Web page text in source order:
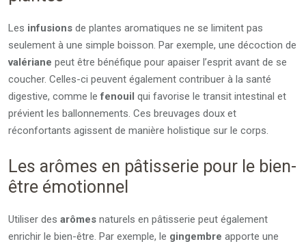
Les infusions de plantes aromatiques ne se limitent pas
seulement à une simple boisson. Par exemple, une décoction de
valériane peut être bénéfique pour apaiser l’esprit avant de se
coucher. Celles-ci peuvent également contribuer à la santé
digestive, comme lefenouil qui favorise le transit intestinal et
prévient les ballonnements. Ces breuvages doux et
réconfortants agissent de manière holistique sur le corps.
Les arômes en pâtisserie pour le bien-
être émotionnel
Utiliser des arômes naturels en pâtisserie peut également
enrichir le bien-être. Par exemple, le gingembre apporte une